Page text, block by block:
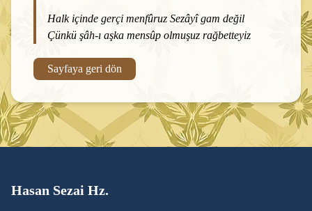
Halk içinde gerçi menfûruz Sezâyî gam değil
Çünkü şâh-ı aşka mensûp olmuşuz rağbetteyiz
Sayfaya geri dön
Hasan Sezai Hz.